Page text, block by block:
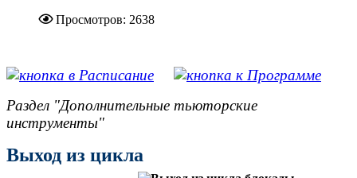
Просмотров: 2638
Раздел "Дополнительные тьюторские
инструменты"
Выход из цикла